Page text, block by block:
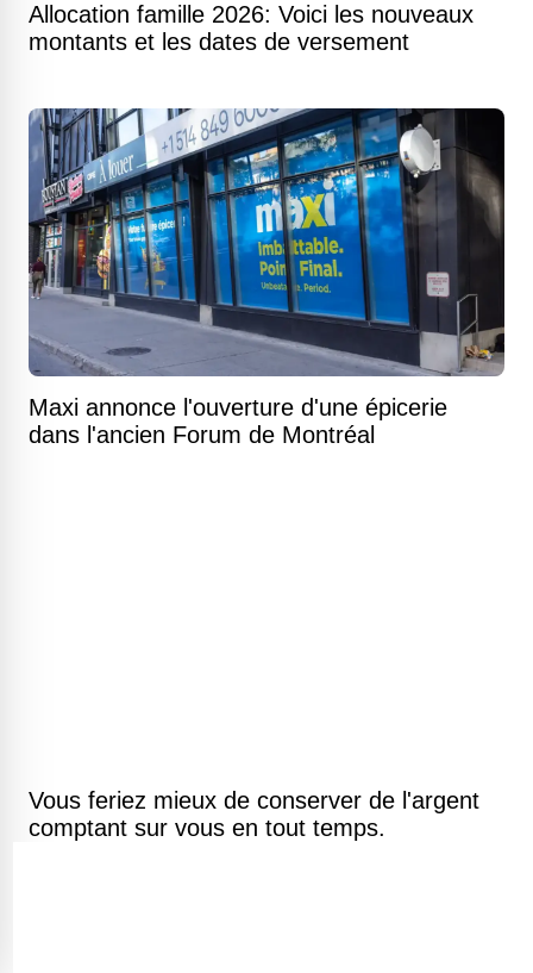
Allocation famille 2026: Voici les nouveaux
montants et les dates de versement
Maxi annonce l'ouverture d'une épicerie
dans l'ancien Forum de Montréal
Vous feriez mieux de conserver de l'argent
comptant sur vous en tout temps.